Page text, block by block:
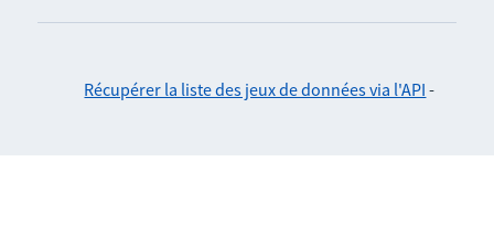
Récupérer la liste des jeux de données via l'API -